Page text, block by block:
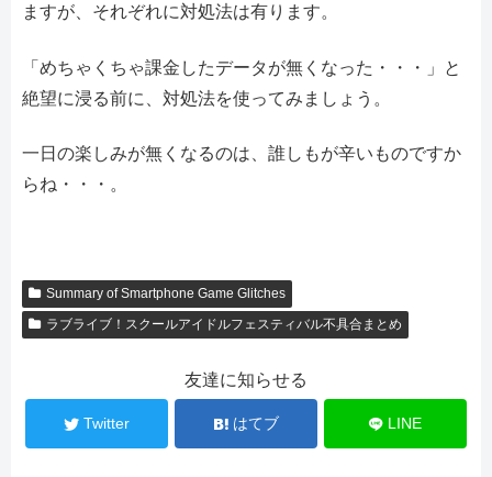
ますが、それぞれに対処法は有ります。
「めちゃくちゃ課金したデータが無くなった・・・」と
絶望に浸る前に、対処法を使ってみましょう。
一日の楽しみが無くなるのは、誰しもが辛いものですか
らね・・・。
Summary of Smartphone Game Glitches
ラブライブ！スクールアイドルフェスティバル不具合まとめ
友達に知らせる
Twitter はてブ LINE